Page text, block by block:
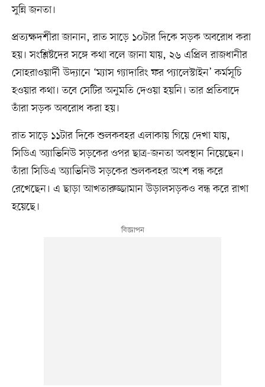
সুন্নি জনতা।
প্রত্যক্ষদর্শীরা জানান, রাত সাড়ে ১০টার দিকে সড়ক অবরোধ করা
হয়। সংশ্লিষ্টদের সঙ্গে কথা বলে জানা যায়, ২৬ এপ্রিল রাজধানীর
সোহরাওয়ার্দী উদ‍্যানে ‘ম্যাস গ্যাদারিং ফর প্যালেস্টাইন’ কর্মসূচি
হওয়ার কথা। তবে সেটির অনুমতি দেওয়া হয়নি। তার প্রতিবাদে
তাঁরা সড়ক অবরোধ করা হয়।
রাত সাড়ে ১১টার দিকে শুলকবহর এলাকায় গিয়ে দেখা যায়,
সিডিএ অ্যাভিনিউ সড়কের ওপর ছাত্র-জনতা অবস্থান নিয়েছেন।
তাঁরা সিডিএ অ্যাভিনিউ সড়কের শুলকবহর অংশ বন্ধ করে
রেখেছেন। এ ছাড়া আখতারুজ্জামান উড়ালসড়কও বন্ধ করে রাখা
হয়েছে।